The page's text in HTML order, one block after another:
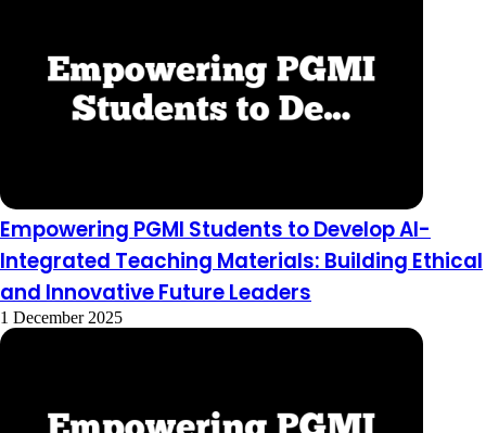
Empowering PGMI Students to Develop AI-
Integrated Teaching Materials: Building Ethical
and Innovative Future Leaders
1 December 2025